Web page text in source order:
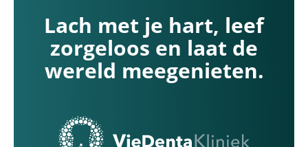
Lach met je hart, leef
zorgeloos en laat de
wereld meegenieten.